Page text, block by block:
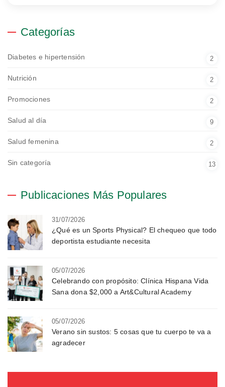
Categorías
Diabetes e hipertensión 2
Nutrición 2
Promociones 2
Salud al día 9
Salud femenina 2
Sin categoría 13
Publicaciones Más Populares
31/07/2026
¿Qué es un Sports Physical? El chequeo que todo
deportista estudiante necesita
05/07/2026
Celebrando con propósito: Clínica Hispana Vida
Sana dona $2,000 a Art&Cultural Academy
05/07/2026
Verano sin sustos: 5 cosas que tu cuerpo te va a
agradecer